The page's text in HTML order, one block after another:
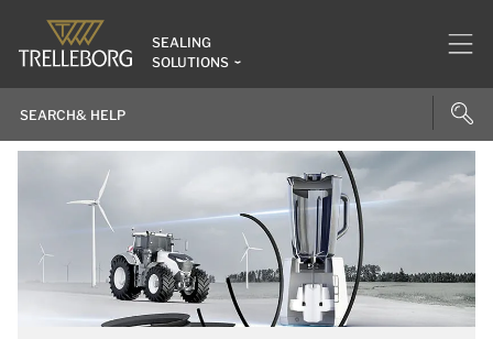
SEALING
SOLUTIONS